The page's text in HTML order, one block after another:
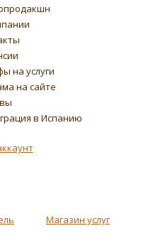
на услуги
на сайте
в Испанию
Магазин услуг